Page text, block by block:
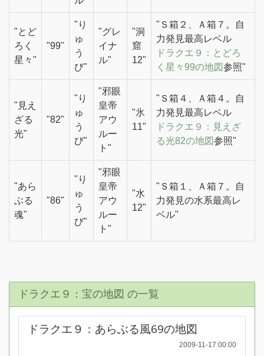
"とど
ろく
星々"
"99"
"り
ゅ
う
び"
"グレ
イナ
ル"
"洞
窟
12"
"Ｓ箱２、Ａ箱７。自
力発見最高レベル
ドラクエ９：とどろ
く星々99の地図参照"
"見え
ざる
光"
"82"
"り
ゅ
う
び"
"邪眼
皇帝
アウ
ルー
ト"
"氷
11"
"Ｓ箱４、Ａ箱４。自
力発見最高レベル
ドラクエ９：見えざ
る光82の地図参照"
"あら
ぶる
魂"
"86"
"り
ゅ
う
び"
"邪眼
皇帝
アウ
ルー
ト"
"水
12"
"Ｓ箱１、Ａ箱７。自
力発見の水系最高レ
ベル"
ドラクエ９：宝の地図 の一覧
ドラクエ９：あらぶる風69の地図
2009-11-17 00:00